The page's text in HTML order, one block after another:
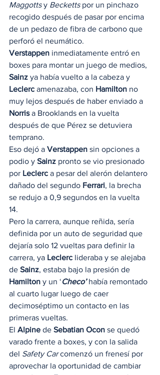
Maggotts y Becketts por un pinchazo
recogido después de pasar por encima
de un pedazo de fibra de carbono que
perforó el neumático.
Verstappen inmediatamente entró en
boxes para montar un juego de medios,
Sainz ya había vuelto a la cabeza y
Leclerc amenazaba, con Hamilton no
muy lejos después de haber enviado a
Norris a Brooklands en la vuelta
después de que Pérez se detuviera
temprano.
Eso dejó a Verstappen sin opciones a
podio y Sainz pronto se vio presionado
por Leclerc a pesar del alerón delantero
dañado del segundo Ferrari, la brecha
se redujo a 0,9 segundos en la vuelta
14.
Pero la carrera, aunque reñida, sería
definida por un auto de seguridad que
dejaría solo 12 vueltas para definir la
carrera, ya Leclerc lideraba y se alejaba
de Sainz, estaba bajo la presión de
Hamilton y un ‘Checo’ había remontado
al cuarto lugar luego de caer
decimoséptimo un contacto en las
primeras vueltas.
El Alpine de Sebatian Ocon se quedó
varado frente a boxes, y con la salida
del Safety Car comenzó un frenesí por
aprovechar la oportunidad de cambiar